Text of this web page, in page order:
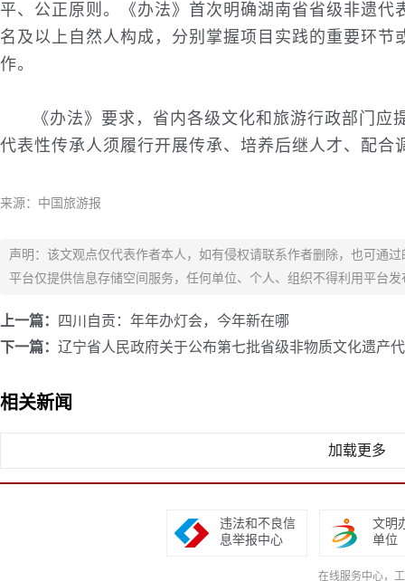
平、公正原则。《办法》首次明确湖南省省级非遗
名及以上自然人构成，分别掌握项目实践的重要环
作。
《办法》要求，省内各级文化和旅游行政部门应
代表性传承人须履行开展传承、培养后继人才、配合
来源：中国旅游报
声明：该文观点仅代表作者本人，如有侵权请联系作者删除，也可通
平台仅提供信息存储空间服务，任何单位、个人、组织不得利用平台
上一篇：
四川自贡：年年办灯会，今年新在哪
下一篇： 辽宁省人民政府关于公布第七批省级非物质文化遗产
相关新闻
加载更多
违法和不良信
息举报中心
文明
单位
在线服务中心，